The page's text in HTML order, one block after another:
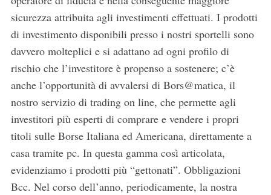
sicurezza attribuita agli investimenti effettuati. I prodotti
di investimento disponibili presso i nostri sportelli sono
davvero molteplici e si adattano ad ogni profilo di
rischio che l’investitore è propenso a sostenere; c’è
anche l’opportunità di avvalersi di Bors@matica, il
nostro servizio di trading on line, che permette agli
investitori più esperti di comprare e vendere i propri
titoli sulle Borse Italiana ed Americana, direttamente a
casa tramite pc. In questa gamma così articolata,
evidenziamo i prodotti più “gettonati”. Obbligazioni
Bcc. Nel corso dell’anno, periodicamente, la nostra